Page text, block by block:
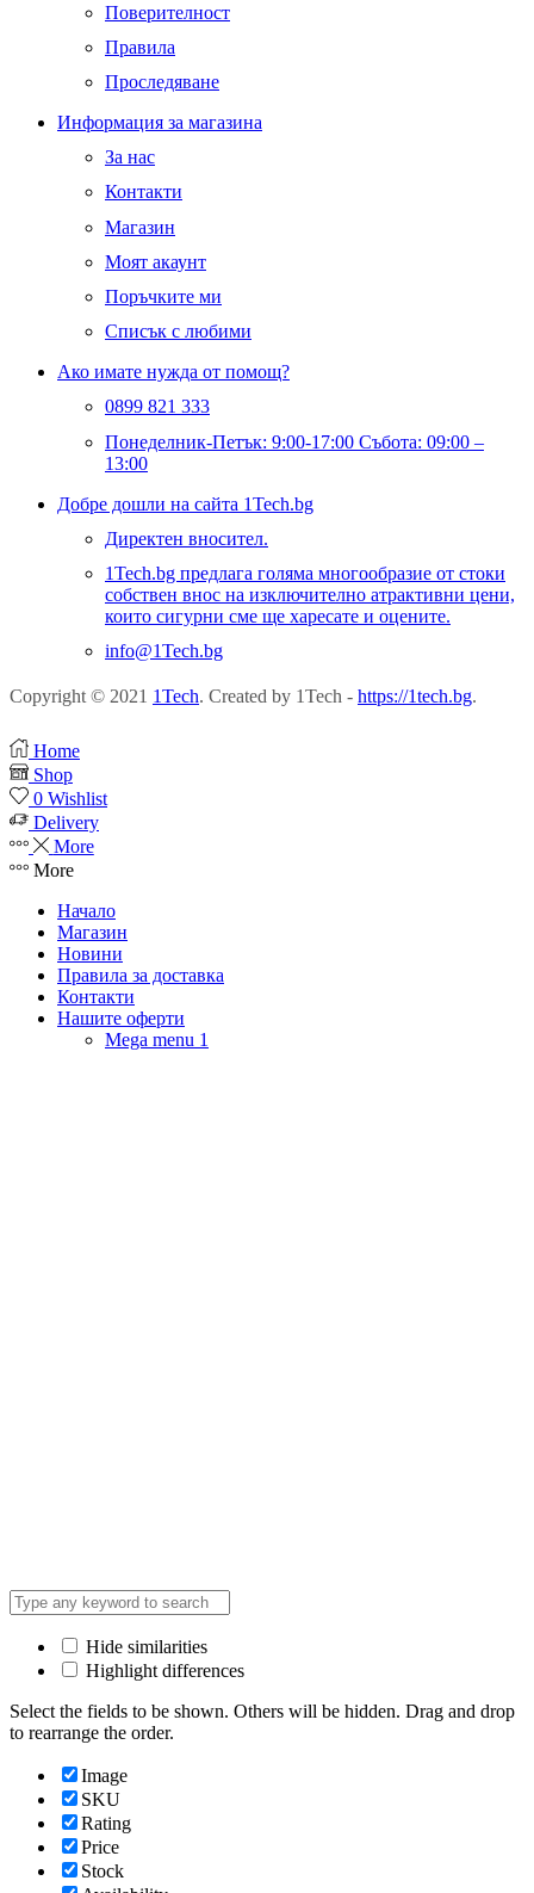
Поверителност
Правила
Проследяване
Информация за магазина
За нас
Контакти
Магазин
Моят акаунт
Поръчките ми
Списък с любими
Ако имате нужда от помощ?
0899 821 333
Понеделник-Петък: 9:00-17:00 Събота: 09:00 –
13:00
Добре дошли на сайта 1Tech.bg
Директен вносител.
1Tech.bg предлага голяма многообразие от стоки
собствен внос на изключително атрактивни цени,
които сигурни сме ще харесате и оцените.
info@1Tech.bg
Copyright © 2021 1Tech. Created by 1Tech - https://1tech.bg.
Home
Shop
0 Wishlist
Delivery
More
More
Начало
Магазин
Новини
Правила за доставка
Контакти
Нашите оферти
Mega menu 1
Hide similarities
Highlight differences
Select the fields to be shown. Others will be hidden. Drag and drop
to rearrange the order.
Image
SKU
Rating
Price
Stock